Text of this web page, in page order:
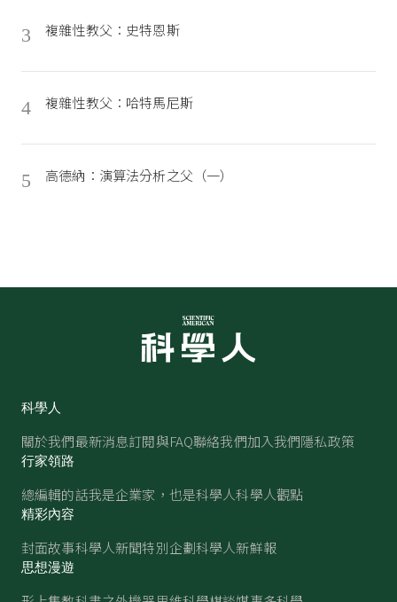
3 複雜性教父：史特恩斯
4 複雜性教父：哈特馬尼斯
5 高德納：演算法分析之父（一）
科學人
關於我們最新消息訂閱與FAQ聯絡我們加入我們隱私政策
行家領路
總編輯的話我是企業家，也是科學人科學人觀點
精彩內容
封面故事科學人新聞特別企劃科學人新鮮報
思想漫遊